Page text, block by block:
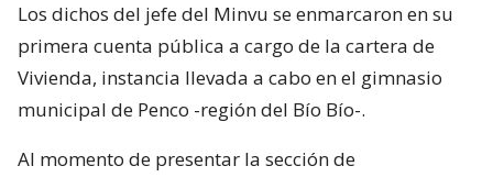
Los dichos del jefe del Minvu se enmarcaron en su
primera cuenta pública a cargo de la cartera de
Vivienda, instancia llevada a cabo en el gimnasio
municipal de Penco -región del Bío Bío-.
Al momento de presentar la sección de